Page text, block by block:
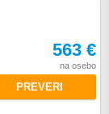
563 €
na osebo
PREVERI